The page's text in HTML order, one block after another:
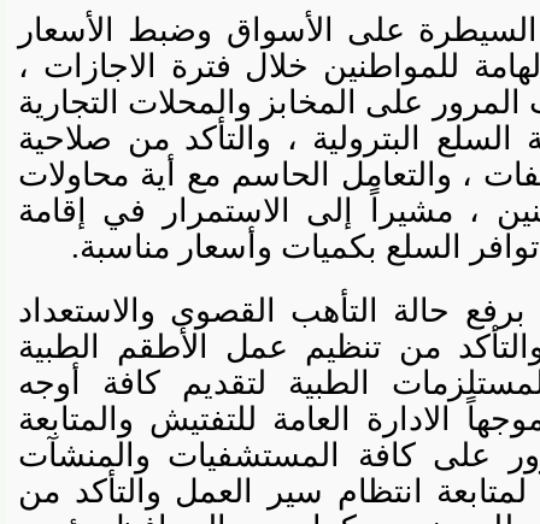
على الأسواق وضبط الأسعار
للمواطنين خلال فترة الاجازات ،
على المخابز والمحلات التجارية
البترولية ، والتأكد من صلاحية
، والتعامل الحاسم مع أية محاولات
، مشيراً إلى الاستمرار في إقامة
السلع بكميات وأسعار مناسبة.
حالة التأهب القصوى والاستعداد
من تنظيم عمل الأطقم الطبية
الطبية لتقديم كافة أوجه
الادارة العامة للتفتيش والمتابعة
على كافة المستشفيات والمنشآت
انتظام سير العمل والتأكد من